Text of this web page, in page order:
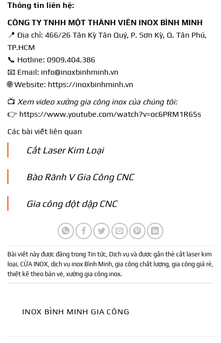
Thông tin liên hệ:
CÔNG TY TNHH MỘT THÀNH VIÊN INOX BÌNH MINH
📍 Địa chỉ: 466/26 Tân Kỳ Tân Quý, P. Sơn Kỳ, Q. Tân Phú,
TP.HCM
📞 Hotline: 0909.404.386
📧 Email: info@inoxbinhminh.vn
🌐 Website: https://inoxbinhminh.vn
📺 Xem video xưởng gia công inox của chúng tôi:
👉 https://www.youtube.com/watch?v=oc6PRM1R65s
Các bài viết liên quan
Cắt Laser Kim Loại
Bào Rãnh V Gia Công CNC
Gia công đột dập CNC
Bài viết này được đăng trong Tin tức Dịch vụ và được gắn thẻ cắt laser kim
loại CỬA INOX dịch vụ inox Bình Minh gia công chất lượng gia công giá rẻ
thiết kế theo bản vẽ xưởng gia công inox.
INOX BÌNH MINH GIA CÔNG